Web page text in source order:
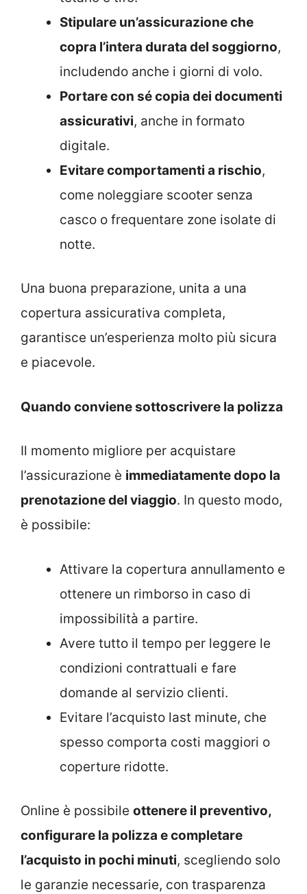
Stipulare un’assicurazione che
copra l’intera durata del soggiorno,
includendo anche i giorni di volo.
Portare con sé copia dei documenti
assicurativi, anche in formato
digitale.
Evitare comportamenti a rischio,
come noleggiare scooter senza
casco o frequentare zone isolate di
notte.
Una buona preparazione, unita a una
copertura assicurativa completa,
garantisce un’esperienza molto più sicura
e piacevole.
Quando conviene sottoscrivere la polizza
Il momento migliore per acquistare
l’assicurazione è immediatamente dopo la
prenotazione del viaggio. In questo modo,
è possibile:
Attivare la copertura annullamento e
ottenere un rimborso in caso di
impossibilità a partire.
Avere tutto il tempo per leggere le
condizioni contrattuali e fare
domande al servizio clienti.
Evitare l’acquisto last minute, che
spesso comporta costi maggiori o
coperture ridotte.
Online è possibile ottenere il preventivo,
configurare la polizza e completare
l’acquisto in pochi minuti, scegliendo solo
le garanzie necessarie, con trasparenza